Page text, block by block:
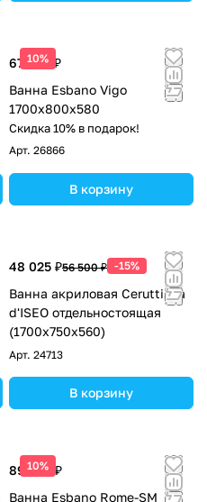
10%
67 500 ₽
Ванна Esbano Vigo
1700x800x580
Скидка 10% в подарок!
Арт. 26866
В корзину
48 025 ₽56 500 ₽ -15%
Ванна акриловая Ceruttispa
d'ISEO отдельностоящая
(1700x750x560)
Арт. 24713
В корзину
10%
89 250 ₽
Ванна Esbano Rome-SM